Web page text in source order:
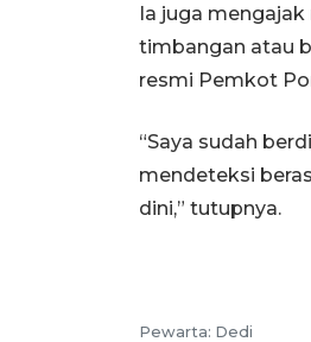
Ia juga
timbangan atau
resmi Pemkot
“Saya sudah
mendeteksi
dini,” tutupnya.
Pewarta: Dedi